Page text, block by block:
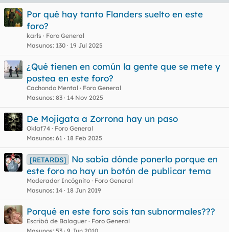
Por qué hay tanto Flanders suelto en este
foro?
karls
Foro General
Masunos 130 19 Jul 2025
¿Qué tienen en común la gente que se mete y
postea en este foro?
Cachondo Mental
Foro General
Masunos 83 14 Nov 2025
De Mojigata a Zorrona hay un paso
Oklaf74
Foro General
Masunos 61 18 Feb 2025
[RETARDS]
No sabía dónde ponerlo porque en
este foro no hay un botón de publicar tema
Moderador Incógnito
Foro General
Masunos 14 18 Jun 2019
Porqué en este foro sois tan subnormales???
Escribá de Balaguer
Foro General
Masunos 53 9 Jun 2010